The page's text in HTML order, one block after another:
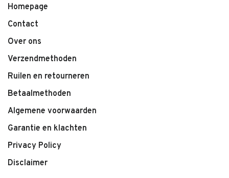
Homepage
Contact
Over ons
Verzendmethoden
Ruilen en retourneren
Betaalmethoden
Algemene voorwaarden
Garantie en klachten
Privacy Policy
Disclaimer